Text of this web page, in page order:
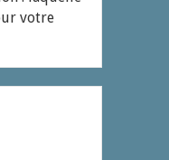
votre